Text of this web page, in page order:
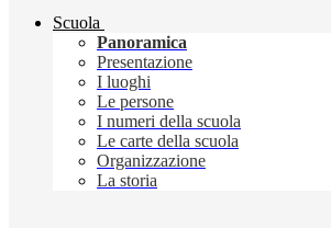
Scuola
Panoramica
Presentazione
I luoghi
Le persone
I numeri della scuola
Le carte della scuola
Organizzazione
La storia